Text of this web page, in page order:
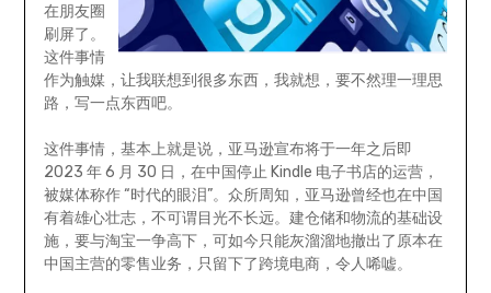
在朋友圈
刷屏了。
这件事情
作为触媒，让我联想到很多东西，我就想，要不然理一理思
路，写一点东西吧。
这件事情，基本上就是说，亚马逊宣布将于一年之后即
2023 年 6 月 30 日，在中国停止 Kindle 电子书店的运营，
被媒体称作 “时代的眼泪”。众所周知，亚马逊曾经也在中国
有着雄心壮志，不可谓目光不长远。建仓储和物流的基础设
施，要与淘宝一争高下，可如今只能灰溜溜地撤出了原本在
中国主营的零售业务，只留下了跨境电商，令人唏嘘。